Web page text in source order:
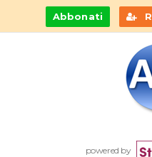
Abbonati
powered by